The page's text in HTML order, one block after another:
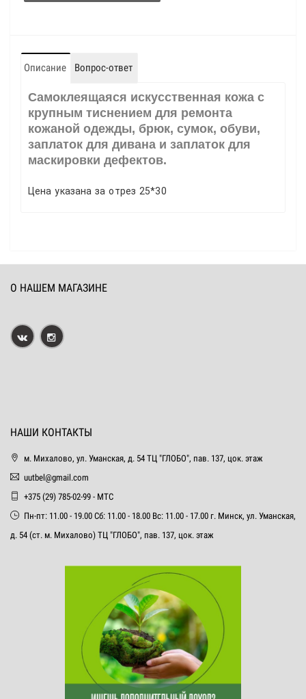
Описание Вопрос-ответ
Самоклеящаяся искусственная кожа с
крупным тиснением для ремонта
кожаной одежды, брюк, сумок, обуви,
заплаток для дивана и заплаток для
маскировки дефектов.
Цена указана за отрез 25*30
О НАШЕМ МАГАЗИНЕ
НАШИ КОНТАКТЫ
м. Михалово, ул. Уманская, д. 54 ТЦ "ГЛОБО", пав. 137, цок. этаж
uutbel@gmail.com
+375 (29) 785-02-99 - МТС
Пн-пт: 11.00 - 19.00 Сб: 11.00 - 18.00 Вс: 11.00 - 17.00 г. Минск, ул. Уманская,
д. 54 (ст. м. Михалово) ТЦ "ГЛОБО", пав. 137, цок. этаж